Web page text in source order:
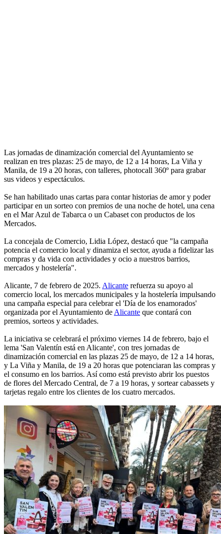
Las jornadas de dinamización comercial del Ayuntamiento se
realizan en tres plazas: 25 de mayo, de 12 a 14 horas, La Viña y
Manila, de 19 a 20 horas, con talleres, photocall 360º para grabar
sus videos y espectáculos.
Se han habilitado unas cartas para contar historias de amor y poder
participar en un sorteo con premios de una noche de hotel, una cena
en el Mar Azul de Tabarca o un Cabaset con productos de los
Mercados.
La concejala de Comercio, Lidia López, destacó que "la campaña
potencia el comercio local y dinamiza el sector, ayuda a fidelizar las
compras y da vida con actividades y ocio a nuestros barrios,
mercados y hostelería".
Alicante, 7 de febrero de 2025. Alicante refuerza su apoyo al
comercio local, los mercados municipales y la hostelería impulsando
una campaña especial para celebrar el 'Día de los enamorados'
organizada por el Ayuntamiento de Alicante que contará con
premios, sorteos y actividades.
La iniciativa se celebrará el próximo viernes 14 de febrero, bajo el
lema 'San Valentín está en Alicante', con tres jornadas de
dinamización comercial en las plazas 25 de mayo, de 12 a 14 horas,
y La Viña y Manila, de 19 a 20 horas que potenciaran las compras y
el consumo en los barrios. Así como está previsto abrir los puestos
de flores del Mercado Central, de 7 a 19 horas, y sortear cabassets y
tarjetas regalo entre los clientes de los cuatro mercados.